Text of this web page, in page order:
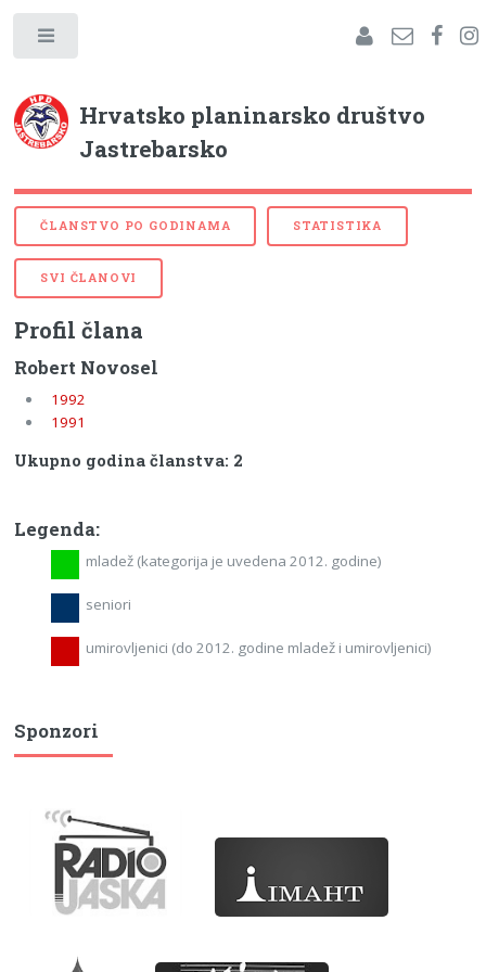
Hrvatsko planinarsko društvo
Jastrebarsko
ČLANSTVO PO GODINAMA STATISTIKA
SVI ČLANOVI
Profil člana
Robert Novosel
1992
1991
Ukupno godina članstva: 2
Legenda:
mladež (kategorija je uvedena 2012. godine)
seniori
umirovljenici (do 2012. godine mladež i umirovljenici)
Sponzori